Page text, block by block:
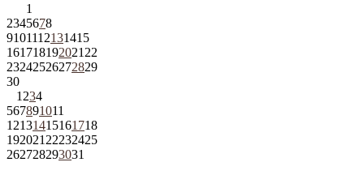
1
2345678
9101112131415
161718192021 22
23242526272829
30
1 234
567891011
12131415161718
192021 22232425
262728293031